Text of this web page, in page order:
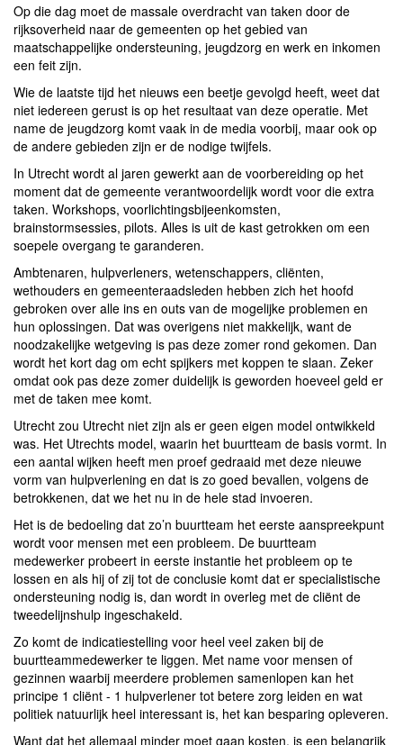
Op die dag moet de massale overdracht van taken door de
rijksoverheid naar de gemeenten op het gebied van
maatschappelijke ondersteuning, jeugdzorg en werk en inkomen
een feit zijn.
Wie de laatste tijd het nieuws een beetje gevolgd heeft, weet dat
niet iedereen gerust is op het resultaat van deze operatie. Met
name de jeugdzorg komt vaak in de media voorbij, maar ook op
de andere gebieden zijn er de nodige twijfels.
In Utrecht wordt al jaren gewerkt aan de voorbereiding op het
moment dat de gemeente verantwoordelijk wordt voor die extra
taken. Workshops, voorlichtingsbijeenkomsten,
brainstormsessies, pilots. Alles is uit de kast getrokken om een
soepele overgang te garanderen.
Ambtenaren, hulpverleners, wetenschappers, cliënten,
wethouders en gemeenteraadsleden hebben zich het hoofd
gebroken over alle ins en outs van de mogelijke problemen en
hun oplossingen. Dat was overigens niet makkelijk, want de
noodzakelijke wetgeving is pas deze zomer rond gekomen. Dan
wordt het kort dag om echt spijkers met koppen te slaan. Zeker
omdat ook pas deze zomer duidelijk is geworden hoeveel geld er
met de taken mee komt.
Utrecht zou Utrecht niet zijn als er geen eigen model ontwikkeld
was. Het Utrechts model, waarin het buurtteam de basis vormt. In
een aantal wijken heeft men proef gedraaid met deze nieuwe
vorm van hulpverlening en dat is zo goed bevallen, volgens de
betrokkenen, dat we het nu in de hele stad invoeren.
Het is de bedoeling dat zo’n buurtteam het eerste aanspreekpunt
wordt voor mensen met een probleem. De buurtteam
medewerker probeert in eerste instantie het probleem op te
lossen en als hij of zij tot de conclusie komt dat er specialistische
ondersteuning nodig is, dan wordt in overleg met de cliënt de
tweedelijnshulp ingeschakeld.
Zo komt de indicatiestelling voor heel veel zaken bij de
buurtteammedewerker te liggen. Met name voor mensen of
gezinnen waarbij meerdere problemen samenlopen kan het
principe 1 cliënt - 1 hulpverlener tot betere zorg leiden en wat
politiek natuurlijk heel interessant is, het kan besparing opleveren.
Want dat het allemaal minder moet gaan kosten, is een belangrijk